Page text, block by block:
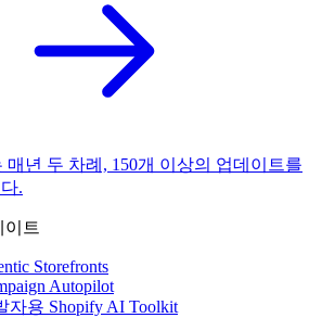
매년 두 차례, 150개 이상의 업데이트를
.
이트
Storefronts
Autopilot
자용 Shopify AI Toolkit